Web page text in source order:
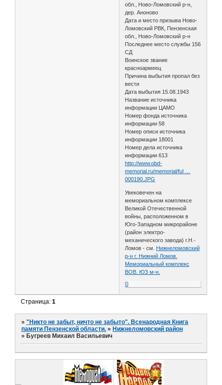
обл., Ново-Ломовский р-н,
дер. Аноново
Дата и место призыва Ново-
Ломовский РВК, Пензенская
обл., Ново-Ломовский р-н
Последнее место службы 156
СД
Воинское звание
красноармеец
Причина выбытия пропал без
вести
Дата выбытия 15.08.1943
Название источника
информации ЦАМО
Номер фонда источника
информации 58
Номер описи источника
информации 18001
Номер дела источника
информации 613
http://www.obd-
memorial.ru/memorial/ful …
000190.JPG
Увековечен на
мемориальном комплексе
Великой Отечественной
войны, расположенном в
Юго-Западном микрорайоне
(район электро-
механического завода) г.Н.-
Ломов - см. Нижнеломовский
р-н г. Нижний Ломов.
Мемориальный комплекс
ВОВ. ЮЗ м-н.
0
Страница:1
»"Никто не забыт, ничто не забыто". Всенародная Книга
памяти Пензенской области. » Нижнеломовский район
» Бугреев Михаил Васильевич